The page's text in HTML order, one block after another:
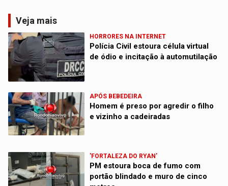
Veja mais
HORRORES NA INTERNET
Polícia Civil estoura célula virtual
de ódio e incitação à automutilação
APÓS BEBEDEIRA
Homem é preso por agredir o filho
e vizinho a cadeiradas
'FORTALEZA DO RYAN'
PM estoura boca de fumo com
portão blindado e muro de cinco